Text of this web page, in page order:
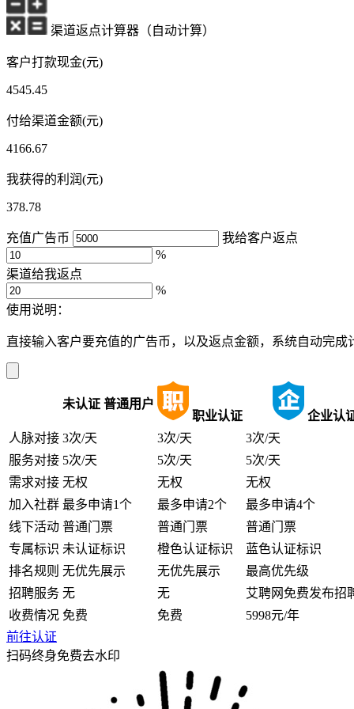
渠道返点计算器（自动计算）
客户打款现金(元)
4545.45
付给渠道金额(元)
4166.67
我获得的利润(元)
378.78
充值广告币
我给客户返点
%
渠道给我返点
%
使用说明：
直接输入客户要充值的广告币，以及返点金额，系统自动完
未认证 普通用户
职业认证
企业认
人脉对接 3次/天 3次/天
3次/天
服务对接 5次/天 5次/天
5次/天
需求对接 无权 无权
无权
加入社群 最多申请1个 最多申请2个
最多申请4个
线下活动 普通门票 普通门票
普通门票
专属标识 未认证标识 橙色认证标识
蓝色认证标识
排名规则 无优先展示 无优先展示
最高优先级
招聘服务 无 无
艾聘网免费发布招
收费情况 免费 免费
5998元/年
前往认证
扫码终身免费去水印